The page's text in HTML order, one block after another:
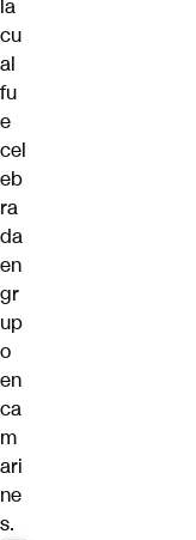
la
cu
al
fu
e
cel
eb
ra
da
en
gr
up
o
en
ca
m
ari
ne
s.